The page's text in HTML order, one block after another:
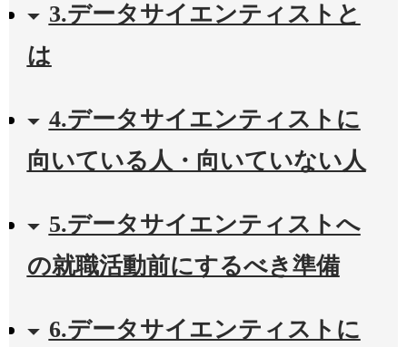
3.データサイエンティストと
は
4.データサイエンティストに
向いている人・向いていない人
5.データサイエンティストへ
の就職活動前にするべき準備
6.データサイエンティストに